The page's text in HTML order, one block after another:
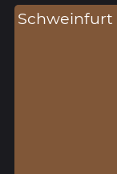
Schweinfurt